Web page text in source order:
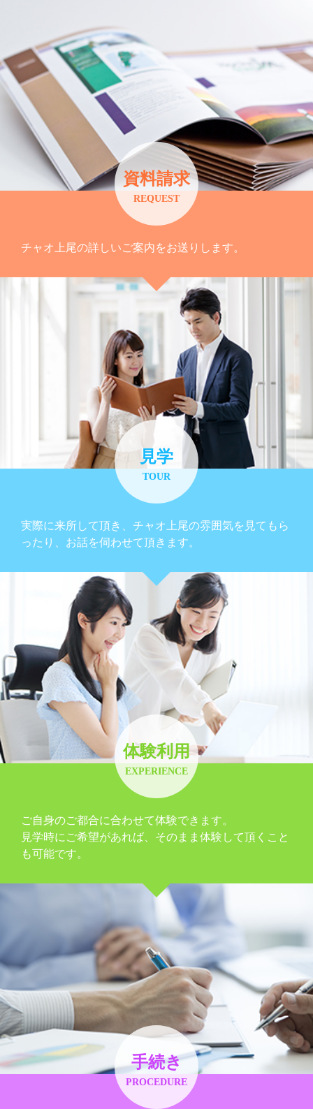
資料請求
REQUEST
チャオ上尾の詳しいご案内をお送りします。
見学
TOUR
実際に来所して頂き、チャオ上尾の雰囲気を見てもら
ったり、お話を伺わせて頂きます。
体験利用
EXPERIENCE
ご自身のご都合に合わせて体験できます。
見学時にご希望があれば、そのまま体験して頂くこと
も可能です。
手続き
PROCEDURE